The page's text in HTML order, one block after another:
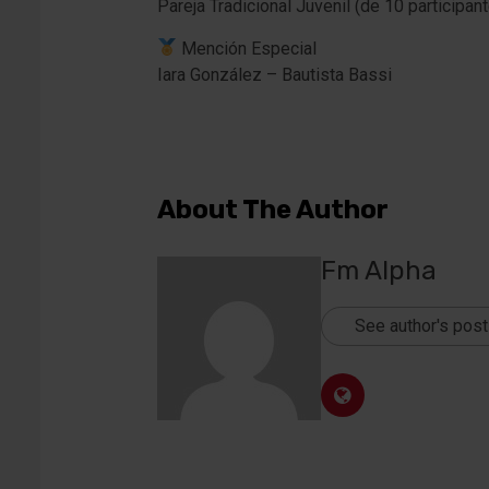
Pareja Tradicional Juvenil (de 10
Mención Especial
Iara González – Bautista Bassi
About The Author
Fm Alpha
See author's